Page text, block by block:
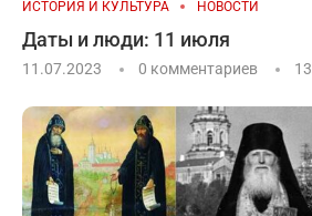
ИСТОРИЯ И КУЛЬТУРА НОВОСТИ
Даты и люди: 11 июля
11.07.2023 0 комментариев